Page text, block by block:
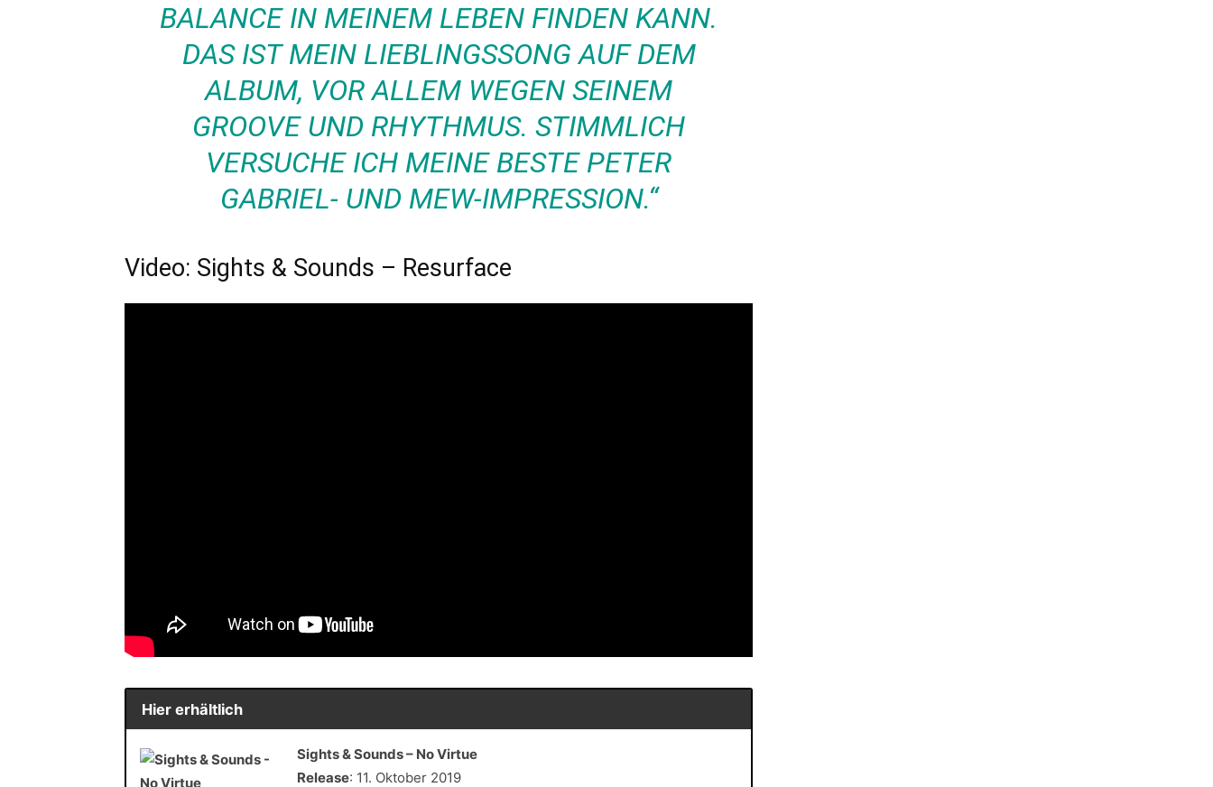
BALANCE IN MEINEM LEBEN FINDEN KANN.
DAS IST MEIN LIEBLINGSSONG AUF DEM
ALBUM, VOR ALLEM WEGEN SEINEM
GROOVE UND RHYTHMUS. STIMMLICH
VERSUCHE ICH MEINE BESTE PETER
GABRIEL- UND MEW-IMPRESSION.“
Video: Sights & Sounds – Resurface
Hier erhältlich
Sights & Sounds – No Virtue
Release: 11. Oktober 2019